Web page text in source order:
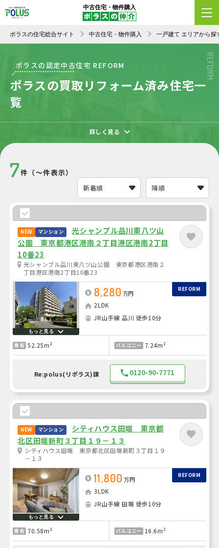
中古住宅・物件購入
ポラスの住宅総合サイト 中古住宅・物件購入 一戸建て エリアから探
REFORM
ポラスの認定中古住宅 REFORM
ポラスの買取リフォーム済み住宅一
覧
詳しく見る
7件（～件表示）
NEW マンション
REFORM
光シャンブル品川東八ツ山
公園 東京都港区港南２丁目港区港南2丁目
10番23
光シャンブル品川東八ツ山公園 東京都港区港南２
丁目港区港南2丁目10番23
もっと見る
8,280 万円
2LDK
JR山手線 品川 徒歩10分
専有 52.25m² バルコニー 7.24m²
Re:polus(リポラス)課 0120-90-7771
NEW マンション
REFORM
シティハウス田端 東京都
北区田端新町３丁目１９－１３
シティハウス田端 東京都北区田端新町３丁目１９
－１３
もっと見る
11,800 万円
3LDK
JR山手線 田端 徒歩10分
専有 70.58m² バルコニー 16.6m²
エリア変更 条件変更